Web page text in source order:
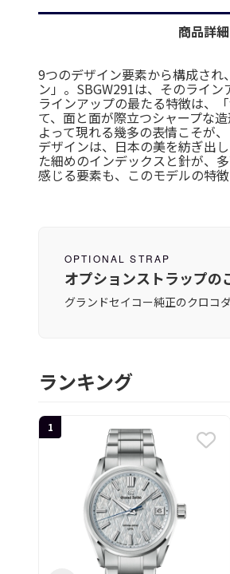
商品詳細
9つのデザイン要素から構成さ
ン」。SBGW291は、そのライ
ラインアップの最たる特徴は、
て、面と面が際立つシャープな
よって現れる幾多の表情こそが
デザインは、日本の美を紡ぎ出
た細めのインデックスと針が、
感じる要素も、このモデルの特徴
OPTIONAL STRAP
オプションストラップの
グランドセイコー純正のクロコ
ランキング
1